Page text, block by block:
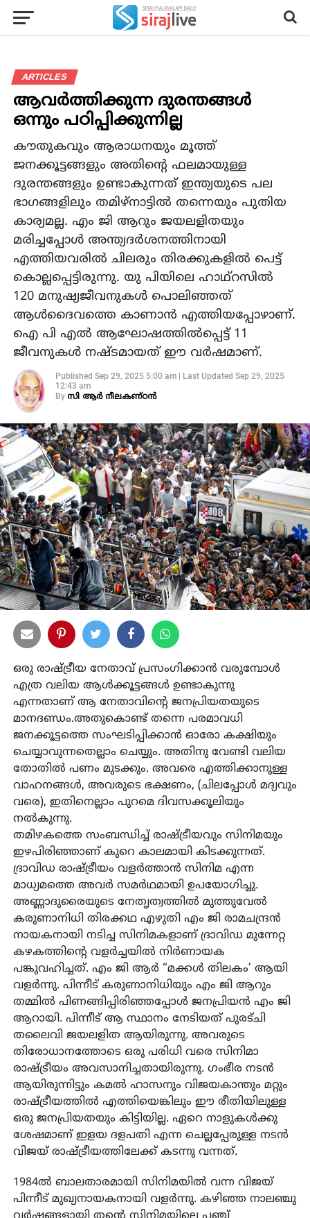
ARTICLES
ആവർത്തിക്കുന്ന ദുരന്തങ്ങള്‍
ഒന്നും പഠിപ്പിക്കുന്നില്ല
കൗതുകവും ആരാധനയും മൂത്ത്
ജനക്കൂട്ടങ്ങളും അതിന്റെ ഫലമായുള്ള
ദുരന്തങ്ങളും ഉണ്ടാകുന്നത് ഇന്ത്യയുടെ പല
ഭാഗങ്ങളിലും തമിഴ്‌നാട്ടില്‍ തന്നെയും പുതിയ
കാര്യമല്ല. എം ജി ആറും ജയലളിതയും
മരിച്ചപ്പോള്‍ അന്ത്യദര്‍ശനത്തിനായി
എത്തിയവരില്‍ ചിലരും തിരക്കുകളില്‍ പെട്ട്
കൊല്ലപ്പെട്ടിരുന്നു. യു പിയിലെ ഹാഥ്‌റസില്‍
120 മനുഷ്യജീവനുകള്‍ പൊലിഞ്ഞത്
ആള്‍ദൈവത്തെ കാണാന്‍ എത്തിയപ്പോഴാണ്.
ഐ പി എല്‍ ആഘോഷത്തില്‍പ്പെട്ട് 11
ജീവനുകള്‍ നഷ്ടമായത് ഈ വര്‍ഷമാണ്.
Published Sep 29, 2025 5:00 am| Last Updated Sep 29, 2025
12:43 am
By സി ആര്‍ നീലകണ്ഠന്‍
ഒരു രാഷ്ട്രീയ നേതാവ് പ്രസംഗിക്കാന്‍ വരുമ്പോള്‍
എത്ര വലിയ ആള്‍ക്കൂട്ടങ്ങള്‍ ഉണ്ടാകുന്നു
എന്നതാണ് ആ നേതാവിന്റെ ജനപ്രിയതയുടെ
മാനദണ്ഡം.അതുകൊണ്ട് തന്നെ പരമാവധി
ജനക്കൂട്ടത്തെ സംഘടിപ്പിക്കാന്‍ ഓരോ കക്ഷിയും
ചെയ്യാവുന്നതെല്ലാം ചെയ്യും. അതിനു വേണ്ടി വലിയ
തോതില്‍ പണം മുടക്കും. അവരെ എത്തിക്കാനുള്ള
വാഹനങ്ങള്‍, അവരുടെ ഭക്ഷണം, (ചിലപ്പോള്‍ മദ്യവും
വരെ), ഇതിനെല്ലാം പുറമെ ദിവസക്കൂലിയും
നല്‍കുന്നു.
തമിഴകത്തെ സംബന്ധിച്ച് രാഷ്ട്രീയവും സിനിമയും
ഇഴപിരിഞ്ഞാണ് കുറെ കാലമായി കിടക്കുന്നത്.
ദ്രാവിഡ രാഷ്ട്രീയം വളര്‍ത്താന്‍ സിനിമ എന്ന
മാധ്യമത്തെ അവര്‍ സമര്‍ഥമായി ഉപയോഗിച്ചു.
അണ്ണാദുരൈയുടെ നേതൃത്വത്തില്‍ മുത്തുവേല്‍
കരുണാനിധി തിരക്കഥ എഴുതി എം ജി രാമചന്ദ്രന്‍
നായകനായി നടിച്ച സിനിമകളാണ് ദ്രാവിഡ മുന്നേറ്റ
കഴകത്തിന്റെ വളര്‍ച്ചയില്‍ നിര്‍ണായക
പങ്കുവഹിച്ചത്. എം ജി ആര്‍ “മക്കള്‍ തിലകം’ ആയി
വളര്‍ന്നു. പിന്നീട് കരുണാനിധിയും എം ജി ആറും
തമ്മില്‍ പിണങ്ങിപ്പിരിഞ്ഞപ്പോള്‍ ജനപ്രിയന്‍ എം ജി
ആറായി. പിന്നീട് ആ സ്ഥാനം നേടിയത് പുരട്ചി
തലൈവി ജയലളിത ആയിരുന്നു. അവരുടെ
തിരോധാനത്തോടെ ഒരു പരിധി വരെ സിനിമാ
രാഷ്ട്രീയം അവസാനിച്ചതായിരുന്നു. ഗംഭീര നടന്‍
ആയിരുന്നിട്ടും കമല്‍ ഹാസനും വിജയകാന്തും മറ്റും
രാഷ്ട്രീയത്തില്‍ എത്തിയെങ്കിലും ഈ രീതിയിലുള്ള
ഒരു ജനപ്രിയതയും കിട്ടിയില്ല. ഏറെ നാളുകള്‍ക്കു
ശേഷമാണ് ഇളയ ദളപതി എന്ന ചെല്ലപ്പേരുള്ള നടന്‍
വിജയ് രാഷ്ട്രീയത്തിലേക്ക് കടന്നു വന്നത്.
1984ല്‍ ബാലതാരമായി സിനിമയില്‍ വന്ന വിജയ്
പിന്നീട് മുഖ്യനായകനായി വളര്‍ന്നു. കഴിഞ്ഞ നാലഞ്ചു